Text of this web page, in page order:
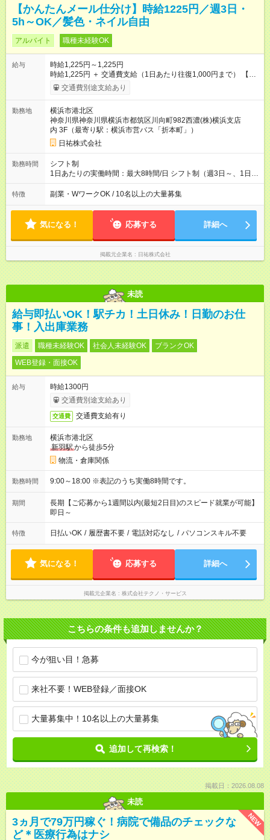
【かんたんメール仕分け】時給1225円／週3日・
5h～OK／髪色・ネイル自由
アルバイト 職種未経験OK
給与
時給1,225円～1,225円
時給1,225円 ＋ 交通費支給（1日あたり往復1,000円まで） 【試
用期間】試用期間なし
交通費別途支給あり
勤務地
横浜市港北区
神奈川県神奈川県横浜市都筑区川向町982西濃(株)横浜支店
内 3F（最寄り駅：横浜市営バス「折本町」）
日祐株式会社
勤務時間
シフト制
1日あたりの実働時間：最大8時間/日 シフト制（週3日～、1日5
時間～勤務OK！） ※フルタイムで働ける方大歓迎！ 【シフト
例】 9：00～15：00 9：00～18：00 13：00～17：00 など
特徴 副業・WワークOK / 10名以上の大量募集
気になる！ 応募する 詳細へ
掲載元企業名 日祐株式会社
未読
給与即払いOK！駅チカ！土日休み！日勤のお仕
事！入出庫業務
派遣 職種未経験OK 社会人未経験OK
ブランクOK
WEB登録・面接OK
給与
時給1300円
交通費別途支給あり
交通費 交通費支給有り
勤務地
横浜市港北区
新羽駅から徒歩5分
物流・倉庫関係
勤務時間 9:00～18:00 ※表記のうち実働8時間です。
期間
長期【ご応募から1週間以内(最短2日目)のスピード就業が可能】
即日～
特徴 日払いOK / 履歴書不要 / 電話対応なし / パソコンスキル不要
気になる！ 応募する 詳細へ
掲載元企業名 株式会社テクノ・サービス
こちらの条件も追加しませんか？
今が狙い目！急募
来社不要！WEB登録／面接OK
大量募集中！10名以上の大量募集
追加して再検索！
掲載日：2026.08.08
未読
NEW
3ヵ月で79万円稼ぐ！病院で備品のチェックな
ど＊医療行為はナシ